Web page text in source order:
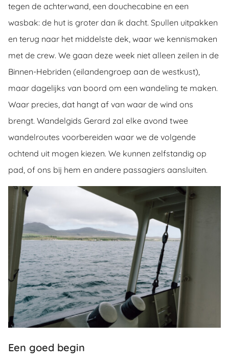
tegen de achterwand, een douchecabine en een
wasbak: de hut is groter dan ik dacht. Spullen uitpakken
en terug naar het middelste dek, waar we kennismaken
met de crew. We gaan deze week niet alleen zeilen in de
Binnen-Hebriden (eilandengroep aan de westkust),
maar dagelijks van boord om een wandeling te maken.
Waar precies, dat hangt af van waar de wind ons
brengt. Wandelgids Gerard zal elke avond twee
wandelroutes voorbereiden waar we de volgende
ochtend uit mogen kiezen. We kunnen zelfstandig op
pad, of ons bij hem en andere passagiers aansluiten.
Een goed begin